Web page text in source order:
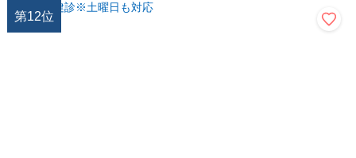
第12位